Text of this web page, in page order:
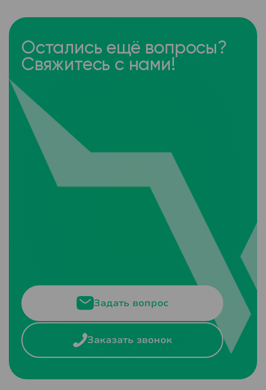
Остались ещё вопросы?
Свяжитесь с нами!
Задать вопрос
Заказать звонок